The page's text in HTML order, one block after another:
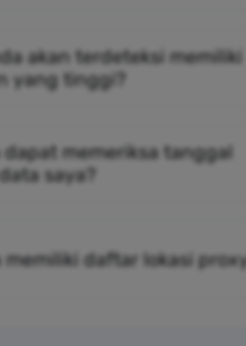
akan terdeteksi memiliki
yang tinggi?
dapat memeriksa tanggal
saya?
daftar lokasi